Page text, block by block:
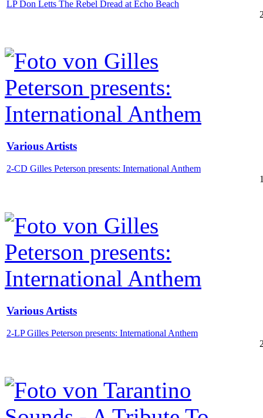
LP Don Letts The Rebel Dread at Echo Beach
Various Artists
2-CD Gilles Peterson presents: International Anthem
Various Artists
2-LP Gilles Peterson presents: International Anthem